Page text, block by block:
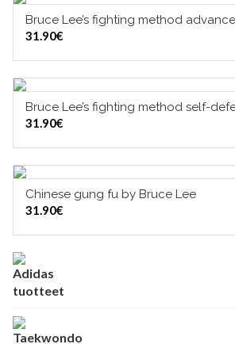
LISÄÄ OSTOSKORIIN
Bruce Lee’s fighting method
31.90€
LISÄÄ OSTOSKORIIN
Bruce Lee’s fighting method self-
31.90€
LISÄÄ OSTOSKORIIN
Chinese gung fu by Bruce Lee
31.90€
TUOTERYHMÄT